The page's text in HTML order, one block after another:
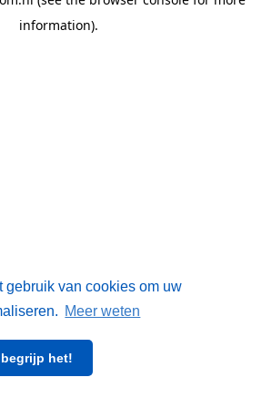
gebruik van cookies om uw
Meer weten
het!
information).